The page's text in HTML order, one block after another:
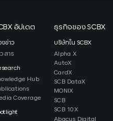
อัปเดต
งข่าว
วสาร
Hub
Coverage
ธุรกิจของ SCBX
บริษัทใน SCBX
Alpha X
AutoX
CardX
SCB DataX
MONIX
SCB
SCB 10X
Abacus Digital